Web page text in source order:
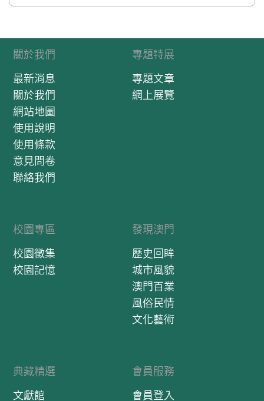
關於我們
最新消息
關於我們
網站地圖
使用說明
使用條款
意見問卷
聯絡我們
專題特展
專題文章
網上展覽
校園專區
校園徵集
校園記憶
發現澳門
歷史回眸
城市風貌
澳門百業
風俗民情
文化藝術
典藏精選
文獻館
會員服務
會員登入